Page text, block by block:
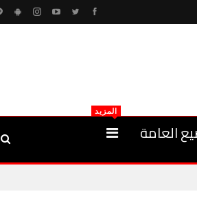
العامة
المزيد